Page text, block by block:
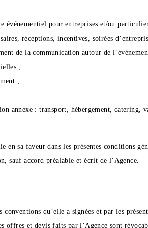
pour entreprises et/ou
réceptions, incentives, soirées
de la communication autour de
;
;
annexe : transport, hébergement, catering,
sa faveur dans les présentes conditions
sauf accord préalable et écrit de l’Agence.
qu’elle a signées et par les
et devis faits par l’Agence sont